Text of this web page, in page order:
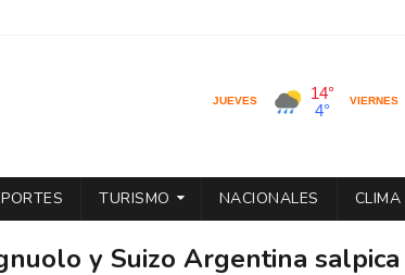
TURISMO NACIONALES CLIMA
y Suizo Argentina salpica